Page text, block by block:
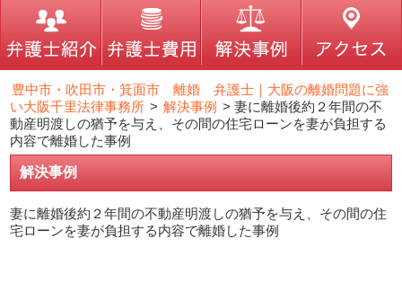
豊中市・吹田市・箕面市 離婚 弁護士｜大阪の離婚問題に強
い大阪千里法律事務所 > 解決事例 >妻に離婚後約２年間の不
動産明渡しの猶予を与え、その間の住宅ローンを妻が負担する
内容で離婚した事例
解決事例
妻に離婚後約２年間の不動産明渡しの猶予を与え、その間の住
宅ローンを妻が負担する内容で離婚した事例